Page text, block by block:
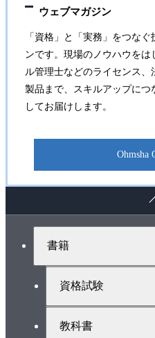
ウェブマガジン
「資格」と「実務」をつな
ンです。現場のノウハウを
ル管理士などのライセンス
製品まで、スキルアップに
してお届けします。
Ohmsha
書籍
資格試験
教科書